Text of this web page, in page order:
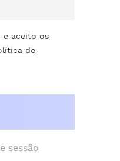
e aceito os
de
sessão